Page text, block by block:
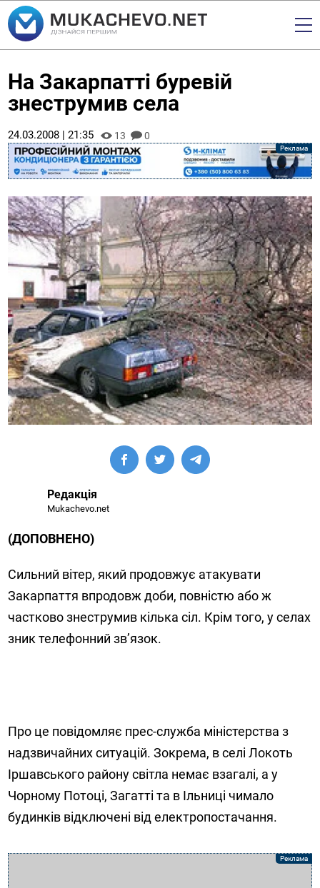
На Закарпатті буревій
знеструмив села
24.03.2008 | 21:35 13 0
Редакція
Mukachevo.net
(ДОПОВНЕНО)
Сильний вітер, який продовжує атакувати
Закарпаття впродовж доби, повністю або ж
частково знеструмив кілька сіл. Крім того, у селах
зник телефонний зв’язок.
Про це повідомляє прес-служба міністерства з
надзвичайних ситуацій. Зокрема, в селі Локоть
Іршавського району світла немає взагалі, а у
Чорному Потоці, Загатті та в Ільниці чимало
будинків відключені від електропостачання.